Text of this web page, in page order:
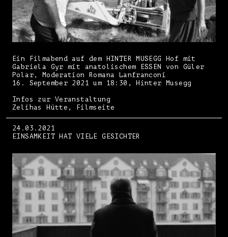
Ein Filmabend auf dem HINTER MUSEGG Hof mit
Gabriela Gyr mit anatolischem ESSEN von Güler
Polar, Moderation Romana Lanfranconi
16. September 2021 um 18:30, Hinter Musegg
Infos zur Veranstaltung
Zelihas Hütte, Filmseite
24.03.2021
EINSAMKEIT HAT VIELE GESICHTER